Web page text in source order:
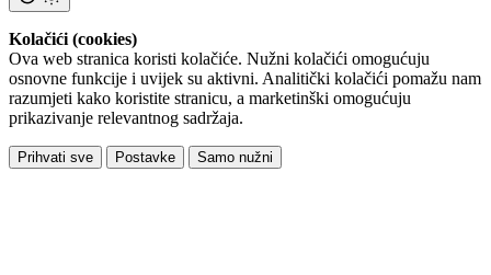
Kolačići (cookies)
Ova web stranica koristi kolačiće. Nužni kolačići omogućuju
osnovne funkcije i uvijek su aktivni. Analitički kolačići pomažu nam
razumjeti kako koristite stranicu, a marketinški omogućuju
prikazivanje relevantnog sadržaja.
Prihvati sve Postavke Samo nužni